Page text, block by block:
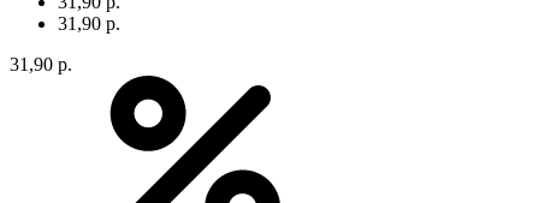
31,90 р.
31,90 р.